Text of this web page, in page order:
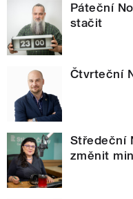
Páteční
stačit
Čtvrteční
Středeční
změnit